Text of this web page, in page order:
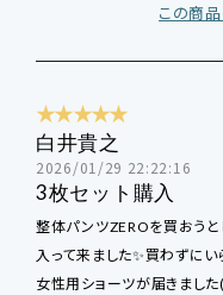
この商
★★★★★
白井貴之
2026/01/29 22:22:16
3枚セット購入
整体パンツZEROを買おう
入って来ました✨買わずに
女性用ショーツが届きまし